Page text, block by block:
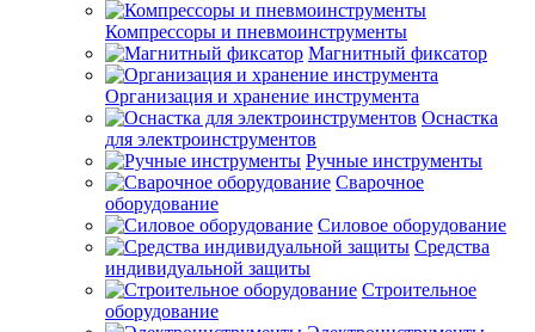
Компрессоры и пневмоинструменты
Магнитный фиксатор
Организация и хранение инструмента
Оснастка
для электроинструментов
Ручные инструменты
Сварочное
оборудование
Силовое оборудование
Средства
индивидуальной защиты
Строительное
оборудование